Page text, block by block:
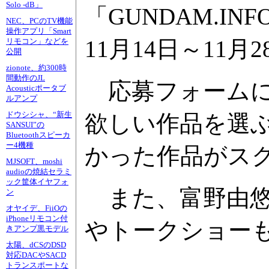
Solo -dB」
NEC、PCのTV機能
操作アプリ「Smart
リモコン」などを
公開
zionote、約300時
間動作のJL
Acousticポータブ
ルアンプ
ドウシシャ、“新生
SANSUI”の
Bluetoothスピーカ
ー4機種
MJSOFT、moshi
audioの焼結セラミ
ック筐体イヤフォ
ン
オヤイデ、FiiOの
iPhoneリモコン付
きアンプ黒モデル
太陽、dCSのDSD
対応DACやSACD
トランスポートな
「
11月14日～11月
応募フォーム
欲しい作品を選
かった作品がス
また、富野由
やトークショー